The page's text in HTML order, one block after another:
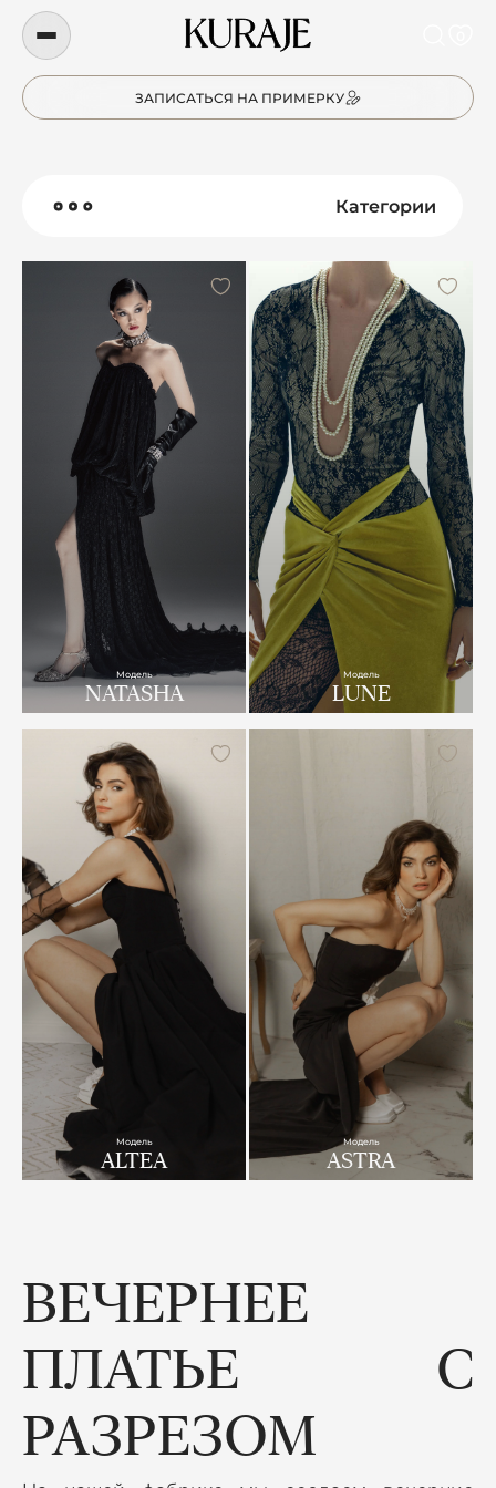
ЗАПИСАТЬСЯ НА ПРИМЕРКУ
Категории
Модель
NATASHA
Модель
LUNE
Модель
ALTEA
Модель
ASTRA
ВЕЧЕРНЕЕ
ПЛАТЬЕ С
РАЗРЕЗОМ